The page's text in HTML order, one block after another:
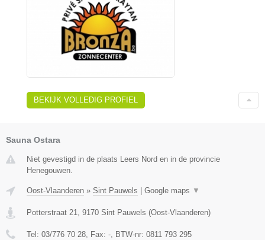
BEKIJK VOLLEDIG PROFIEL
Sauna Ostara
Niet gevestigd in de plaats Leers Nord en in de provincie
Henegouwen.
Oost-Vlaanderen » Sint Pauwels | Google maps ▼
Potterstraat 21 9170 Sint Pauwels (Oost-Vlaanderen)
Tel: 03/776 70 28 , Fax: - , BTW-nr: 0811 793 295